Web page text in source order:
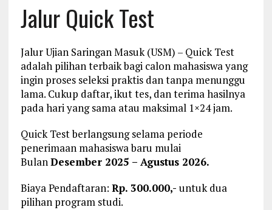
Jalur Quick Test
Jalur Ujian Saringan Masuk (USM) – Quick Test
adalah pilihan terbaik bagi calon mahasiswa yang
ingin proses seleksi praktis dan tanpa menunggu
lama. Cukup daftar, ikut tes, dan terima hasilnya
pada hari yang sama atau maksimal 1×24 jam.
Quick Test berlangsung selama periode
penerimaan mahasiswa baru mulai
BulanDesember 2025 – Agustus 2026.
Biaya Pendaftaran: Rp. 300.000,- untuk dua
pilihan program studi.